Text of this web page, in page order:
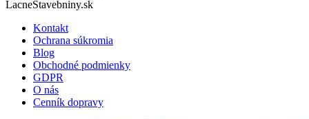
LacneStavebniny.sk
Kontakt
Ochrana súkromia
Blog
Obchodné podmienky
GDPR
O nás
Cenník dopravy